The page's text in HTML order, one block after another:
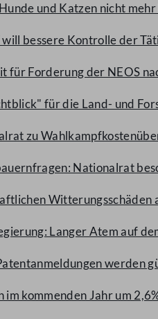
und Katzen nicht
bessere Kontrolle der
Forderung der NEOS
für die Land- und
zu
Nationalrat
Witterungsschäden
Langer Atem auf
werden
kommenden Jahr um